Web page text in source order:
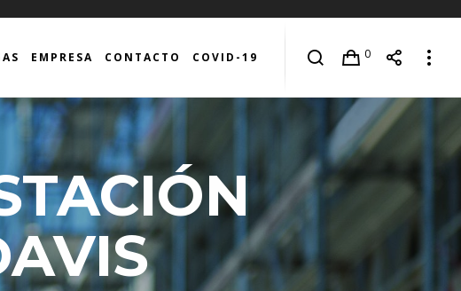
0
EMPRESA CONTACTO COVID-19